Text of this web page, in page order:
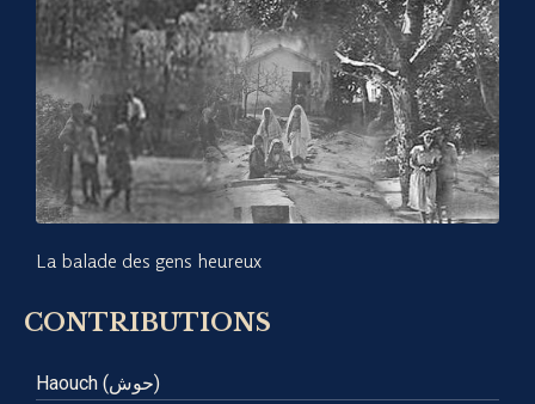
La balade des gens heureux
CONTRIBUTIONS
Haouch (حوش)